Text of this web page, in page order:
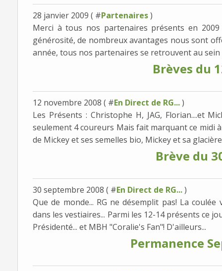
28 janvier 2009 ( #Partenaires)
Merci à tous nos partenaires présents en
générosité, de nombreux avantages nous sont
année, tous nos partenaires se retrouvent au sein
Brèves du
12 novembre 2008 ( #En Direct de RG...)
Les Présents : Christophe H, JAG, Florian....et
seulement 4 coureurs Mais fait marquant ce midi
de Mickey et ses semelles bio, Mickey et sa
Brève du
30 septembre 2008 ( #En Direct de RG...)
Que de monde... RG ne désemplit pas! La
dans les vestiaires... Parmi les 12-14 présents ce
Présidenté... et MBH "Coralie's Fan"! D'ailleurs...
Permanence